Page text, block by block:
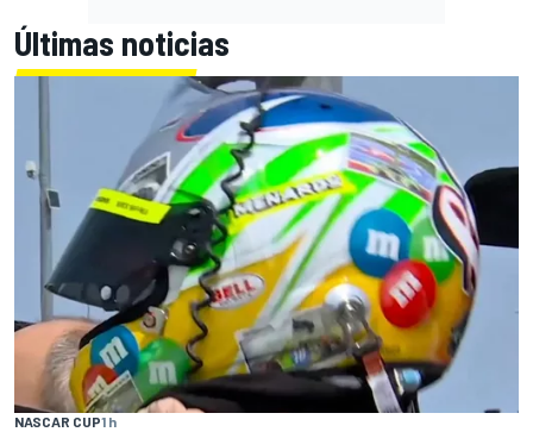
Últimas noticias
NASCAR CUP1 h